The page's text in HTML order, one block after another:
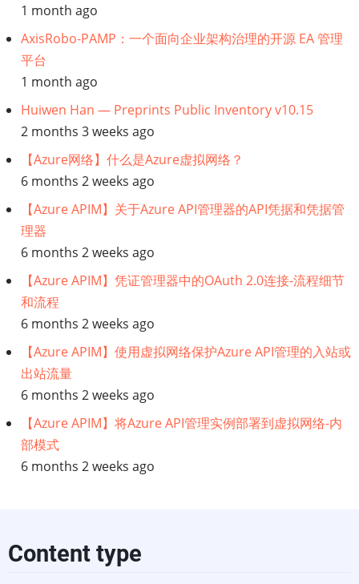
架
构
师】
数
据
架
构
师
所
需
的
技
能、
和
1 month ago
AxisRobo-PAMP：一个面向企业架构治理的开源 EA 管理
平台
1 month ago
Huiwen Han — Preprints Public Inventory v10.15
2 months 3 weeks ago
【Azure网络】什么是Azure虚拟网络？
6 months 2 weeks ago
【Azure APIM】关于Azure API管理器的API凭据和凭据管
理器
6 months 2 weeks ago
【Azure APIM】凭证管理器中的OAuth 2.0连接-流程细节
和流程
6 months 2 weeks ago
【Azure APIM】使用虚拟网络保护Azure API管理的入站或
出站流量
6 months 2 weeks ago
【Azure APIM】将Azure API管理实例部署到虚拟网络-内
部模式
6 months 2 weeks ago
Content type